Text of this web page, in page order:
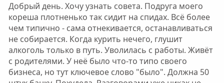
ы
л
а
Добрый день. Хочу узнать совета. Подруга моего
кореша плотненько так сидит на спидах. Всё более
чем типично - сама отнекивается, останавливаться
не собирается. Когда курить нечего, глушит
алкоголь только в путь. Уволилась с работы. Живёт
с родителями. У неё было что-то типо своего
бизнеса, но тут ключевое слово "было". Должна 50